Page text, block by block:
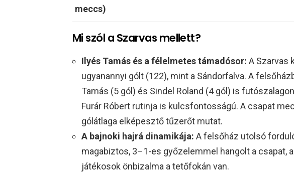
meccs)
Mi szól a Szarvas mellett?
Ilyés Tamás és a félelmetes támadósor: A Szarvas
ugyanannyi gólt (122), mint a Sándorfalva. A
Tamás (5 gól) és Sindel Roland (4 gól) is
Furár Róbert rutinja is kulcsfontosságú. A csapat
gólátlaga elképesztő tűzerőt mutat.
A bajnoki hajrá dinamikája: A felsőház utolsó
magabiztos, 3–1-es győzelemmel hangolt a csapat,
játékosok önbizalma a tetőfokán van.